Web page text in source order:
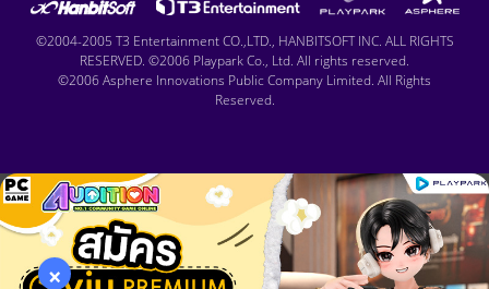
©2004-2005 T3 Entertainment CO.,LTD., HANBITSOFT INC. ALL RIGHTS
RESERVED. ©2006 Playpark Co., Ltd. All rights reserved.
©2006 Asphere Innovations Public Company Limited. All Rights
Reserved.
×